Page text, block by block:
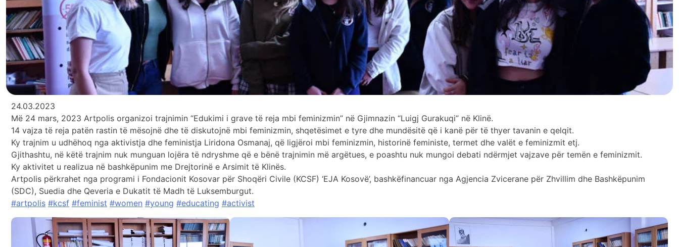
24.03.2023
Më 24 mars, 2023 Artpolis organizoi trajnimin “Edukimi i grave të reja mbi feminizmin” në Gjimnazin “Luigj Gurakuqi” në Klinë.
14 vajza të reja patën rastin të mësojnë dhe të diskutojnë mbi feminizmin, shqetësimet e tyre dhe mundësitë që i kanë për të thyer tavanin e qelqit.
Ky trajnim u udhëhoq nga aktivistja dhe feministja Liridona Osmanaj, që ligjëroi mbi feminizmin, historinë feministe, termet dhe valët e feminizmit etj.
Gjithashtu, në këtë trajnim nuk munguan lojëra të ndryshme që e bënë trajnimin më argëtues, e poashtu nuk mungoi debati ndërmjet vajzave për temën e feminizmit.
Ky aktivitet u realizua në bashkëpunim me Drejtorinë e Arsimit të Klinës.
Artpolis përkrahet nga programi i Fondacionit Kosovar për Shoqëri Civile (KCSF) ‘EJA Kosovë’, bashkëfinancuar nga Agjencia Zvicerane për Zhvillim dhe Bashkëpunim
(SDC), Suedia dhe Qeveria e Dukatit të Madh të Luksemburgut.
#artpolis #kcsf #feminist #women #young #educating #activist